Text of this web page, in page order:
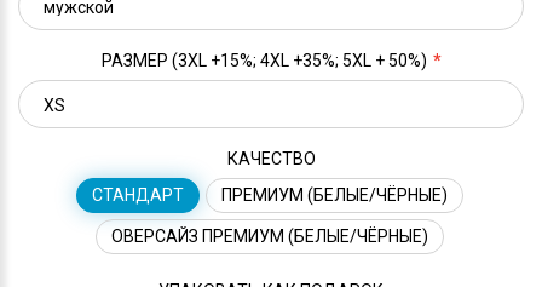
РАЗМЕР (3XL +15%; 4XL +35%; 5XL + 50%)
КАЧЕСТВО
СТАНДАРТ
ПРЕМИУМ (БЕЛЫЕ/ЧЁРНЫЕ)
ОВЕРСАЙЗ ПРЕМИУМ (БЕЛЫЕ/ЧЁРНЫЕ)